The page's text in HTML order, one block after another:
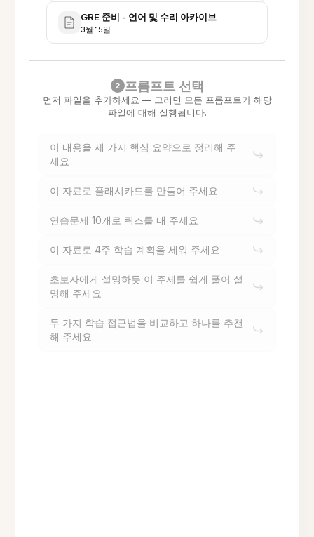
GRE 준비 - 언어 및 수리 아카이브
3월 15일
2 프롬프트 선택
먼저 파일을 추가하세요 — 그러면 모든 프롬프트가 해당
파일에 대해 실행됩니다.
이 내용을 세 가지 핵심 요약으로 정리해 주
세요
이 자료로 플래시카드를 만들어 주세요
연습문제 10개로 퀴즈를 내 주세요
이 자료로 4주 학습 계획을 세워 주세요
초보자에게 설명하듯 이 주제를 쉽게 풀어 설
명해 주세요
두 가지 학습 접근법을 비교하고 하나를 추천
해 주세요